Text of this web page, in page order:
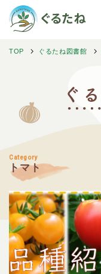
TOP ぐるたね図書館
Category
トマト